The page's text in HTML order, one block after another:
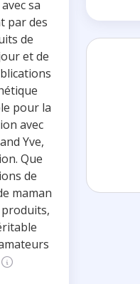
sa
par des
de
et de
pour la
avec
Yve,
Que
de
maman